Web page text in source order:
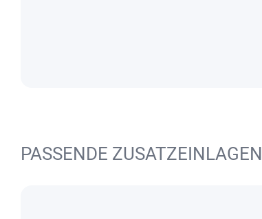
PASSENDE ZUSATZEINLAGEN